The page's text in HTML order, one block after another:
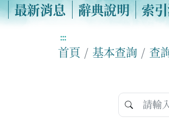
最新消息 辭典說明 索
:::
首頁 基本查詢 查